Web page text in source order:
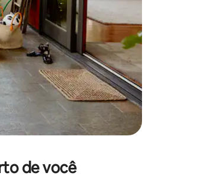
de você